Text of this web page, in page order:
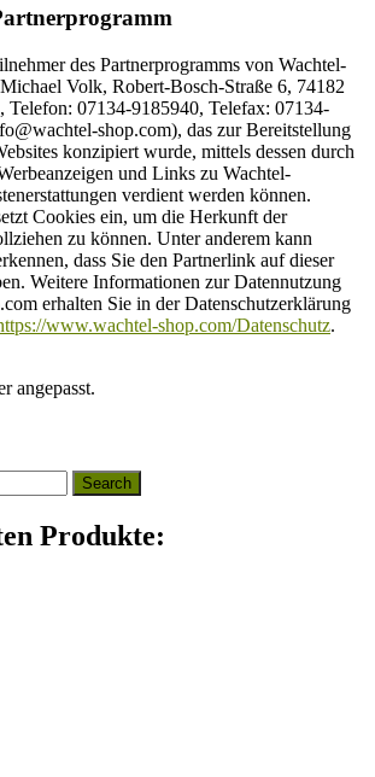
des Partnerprogramms von Wachtel-
Volk, Robert-Bosch-Straße 6, 74182
Telefon: 07134-9185940, Telefax: 07134-
shop.com), das zur Bereitstellung
konzipiert wurde, mittels dessen durch
und Links zu Wachtel-
verdient werden können.
Cookies ein, um die Herkunft der
zu können. Unter anderem kann
dass Sie den Partnerlink auf dieser
Weitere Informationen zur Datennutzung
erhalten Sie in der Datenschutzerklärung
www.wachtel-shop.com/Datenschutz.
angepasst.
Produkte: